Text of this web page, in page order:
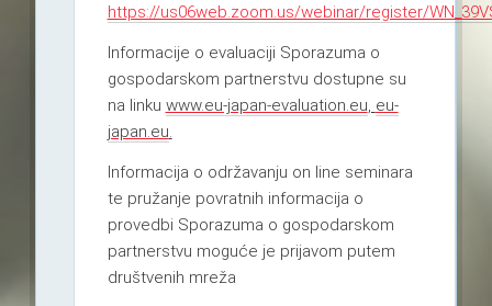
https://us06web.zoom.us/webinar/register/
Informacije o evaluaciji Sporazuma o
gospodarskom partnerstvu dostupne su
na linku www.eu-japan-evaluation.eu, eu-
japan.eu.
Informacija o održavanju on line seminara
te pružanje povratnih informacija o
provedbi Sporazuma o gospodarskom
partnerstvu moguće je prijavom putem
društvenih mreža